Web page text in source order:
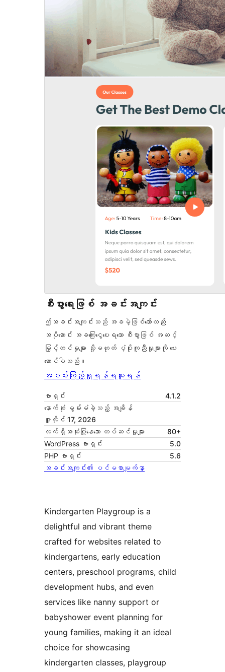
စီးပွားရေးဖြစ် အခင်းအကျင်း
ဤအခင်းအကျင်းသည် အခမဲ့ဖြစ်သော်လည်း
အပိုဆောင်း အခကြေးငွေပေးရသော စီးပွားဖြစ် အဆင့်
မြှင့်တင်မှုများ သို့မဟုတ် ပံ့ပိုးကူညီမှုများကို ပေး
ဆောင်ပါသည်။
အစမ်းကြည့်ရှုရန် ရယူရန်
ဗားရှင်း
4.1.2
နောက်ဆုံး မွမ်းမံခဲ့သည့် အချိန်
ဇူလိုင် 17, 2026
လက်ရှိအသုံးပြုနေသော တပ်ဆင်မှုများ
80+
WordPress ဗားရှင်း
5.0
PHP ဗားရှင်း
5.6
အခင်းအကျင်း၏ ပင်မစာမျက်နှာ
Kindergarten Playgroup is a
delightful and vibrant theme
crafted for websites related to
kindergartens, early education
centers, preschool programs, child
development hubs, and even
services like nanny support or
babyshower event planning for
young families, making it an ideal
choice for showcasing
kindergarten classes, playgroup